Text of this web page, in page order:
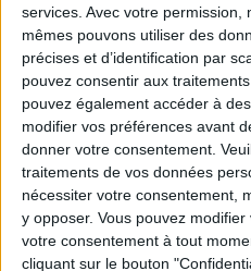
services. Avec votre permission,
mêmes pouvons utiliser des
précises et d’identification par
pouvez consentir aux
pouvez également accéder à
modifier vos préférences avant
donner votre consentement.
traitements de vos données
nécessiter votre consentement,
y opposer. Vous pouvez
votre consentement à tout
cliquant sur le boutonLES SNEAKERS